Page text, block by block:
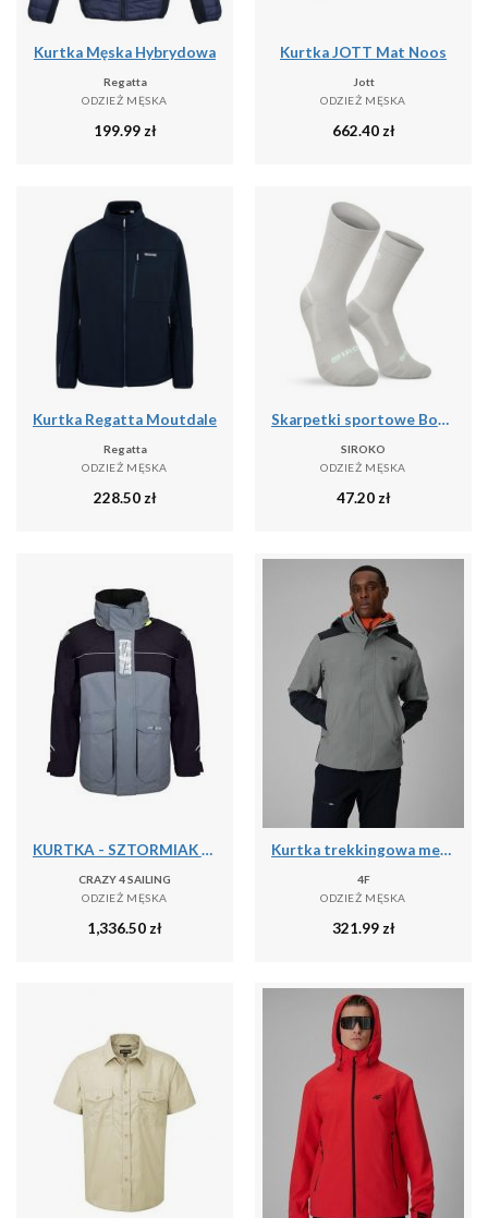
Kurtka Męska Hybrydowa
Regatta
ODZIEŻ MĘSKA
199.99 zł
Kurtka JOTT Mat Noos
Jott
ODZIEŻ MĘSKA
662.40 zł
Kurtka Regatta Moutdale
Regatta
ODZIEŻ MĘSKA
228.50 zł
Skarpetki sportowe Boombastic Siroko BBC Amp Gray
SIROKO
ODZIEŻ MĘSKA
47.20 zł
KURTKA - SZTORMIAK C4S BERGEN II CARBON/GRAFIT [M]
CRAZY 4 SAILING
ODZIEŻ MĘSKA
1,336.50 zł
Kurtka trekkingowa membrana 10000 męska 4F 4FRSS26TTJAM1269
4F
ODZIEŻ MĘSKA
321.99 zł